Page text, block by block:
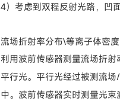
4）考虑到双程反射光路，凹
流场折射率分布\等离子体密
利用波前传感器测量流场折
平行光。平行光经过被测流
中。波前传感器实时测量光